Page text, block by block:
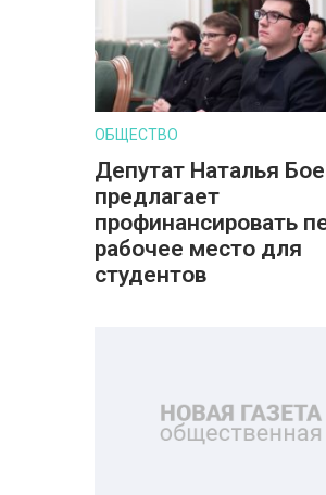
ОБЩЕСТВО
Депутат Наталья
предлагает
профинансировать
рабочее место для
студентов